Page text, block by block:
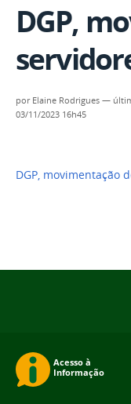
DGP,
por Elaine Rodrigues —
03/11/2023 16h45
DGP, movimentação